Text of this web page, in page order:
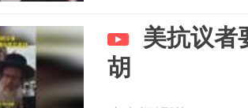
美抗议者
胡